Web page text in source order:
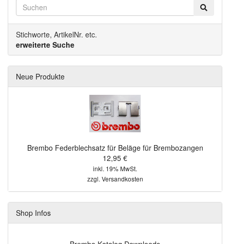
Stichworte, ArtikelNr. etc.
erweiterte Suche
Neue Produkte
Brembo Federblechsatz für Beläge für Brembozangen
12,95 €
inkl. 19% MwSt.
zzgl. Versandkosten
Shop Infos